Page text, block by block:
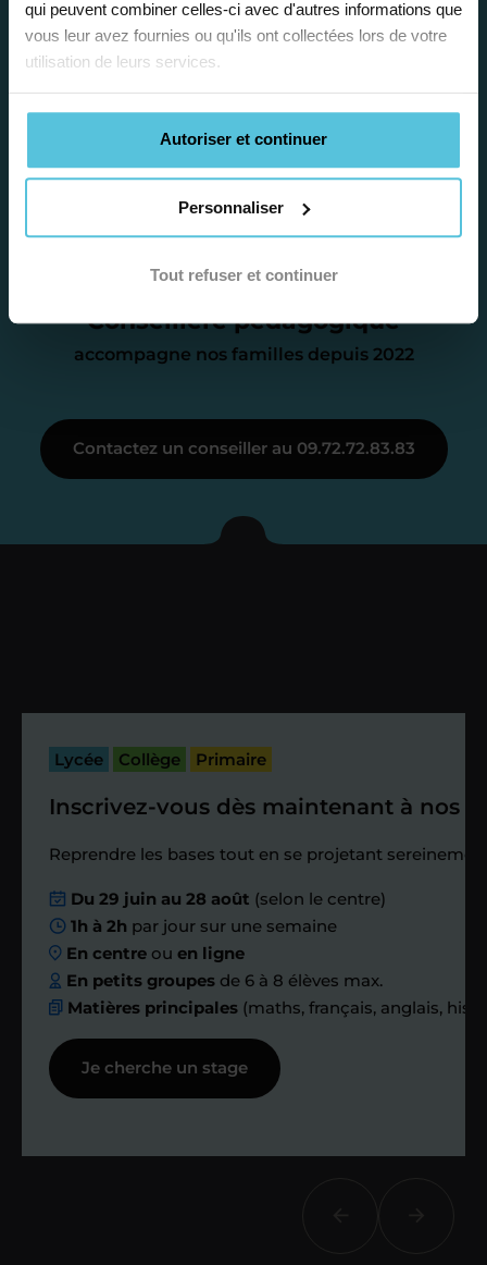
qui peuvent combiner celles-ci avec d'autres informations que
vous leur avez fournies ou qu'ils ont collectées lors de votre
utilisation de leurs services.
Autoriser et continuer
Personnaliser
Tout refuser et continuer
Catalina
Conseillère pédagogique
accompagne nos familles depuis 2022
Étape 2
Je vous envoie une
proposition
d’accompagnement
Le devis reçu vous convient ? C’est
parfait. À partir de maintenant nous
Je vous présente votre
enseignant sous 72
passé.
Étape 4
Nous planifions
ensemble des
échanges réguliers
Afin de suivre le travail et les progrès
réalisés, votre enseignant et moi-
même vous proposons des points et
Contactez un conseiller au 09.72.72.83.83
Lycée Collège Primaire
Inscrivez-vous dès maintenant à nos
Reprendre les bases tout en se projetant
Du 29 juin au 28 août (selon le centre)
1h à 2h par jour sur une semaine
En centre ouen ligne
En petits groupes de 6 à 8 élèves max.
Matières principales (maths, français, anglais,
Je cherche un stage